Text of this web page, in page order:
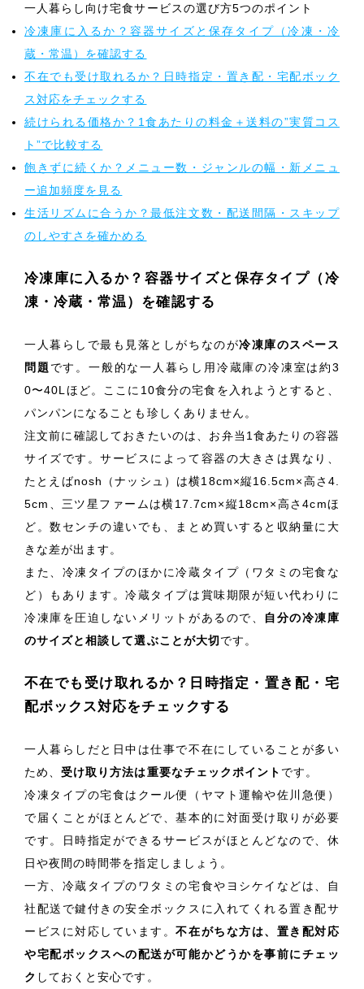
一人暮らし向け宅食サービスの選び方5つのポイント
冷凍庫に入るか？容器サイズと保存タイプ（冷凍・冷
蔵・常温）を確認する
不在でも受け取れるか？日時指定・置き配・宅配ボック
ス対応をチェックする
続けられる価格か？1食あたりの料金＋送料の”実質コス
ト”で比較する
飽きずに続くか？メニュー数・ジャンルの幅・新メニュ
ー追加頻度を見る
生活リズムに合うか？最低注文数・配送間隔・スキップ
のしやすさを確かめる
冷凍庫に入るか？容器サイズと保存タイプ（冷
凍・冷蔵・常温）を確認する
一人暮らしで最も見落としがちなのが冷凍庫のスペース
問題 です。一般的な一人暮らし用冷蔵庫の冷凍室は約3
0〜40Lほど。ここに10食分の宅食を入れようとすると、
パンパンになることも珍しくありません。
注文前に確認しておきたいのは、お弁当1食あたりの容器
サイズです。サービスによって容器の大きさは異なり、
たとえばnosh（ナッシュ）は横18cm×縦16.5cm×高さ4.
5cm、三ツ星ファームは横17.7cm×縦18cm×高さ4cmほ
ど。数センチの違いでも、まとめ買いすると収納量に大
きな差が出ます。
また、冷凍タイプのほかに冷蔵タイプ（ワタミの宅食な
ど）もあります。冷蔵タイプは賞味期限が短い代わりに
冷凍庫を圧迫しないメリットがあるので、
自分の冷凍庫
のサイズと相談して選ぶことが大切です。
不在でも受け取れるか？日時指定・置き配・宅
配ボックス対応をチェックする
一人暮らしだと日中は仕事で不在にしていることが多い
ため、受け取り方法は重要なチェックポイント です。
冷凍タイプの宅食はクール便（ヤマト運輸や佐川急便）
で届くことがほとんどで、基本的に対面受け取りが必要
です。日時指定ができるサービスがほとんどなので、休
日や夜間の時間帯を指定しましょう。
一方、冷蔵タイプのワタミの宅食やヨシケイなどは、自
社配送で鍵付きの安全ボックスに入れてくれる置き配サ
ービスに対応しています。不在がちな方は、置き配対応
や宅配ボックスへの配送が可能かどうかを事前にチェッ
ク しておくと安心です。